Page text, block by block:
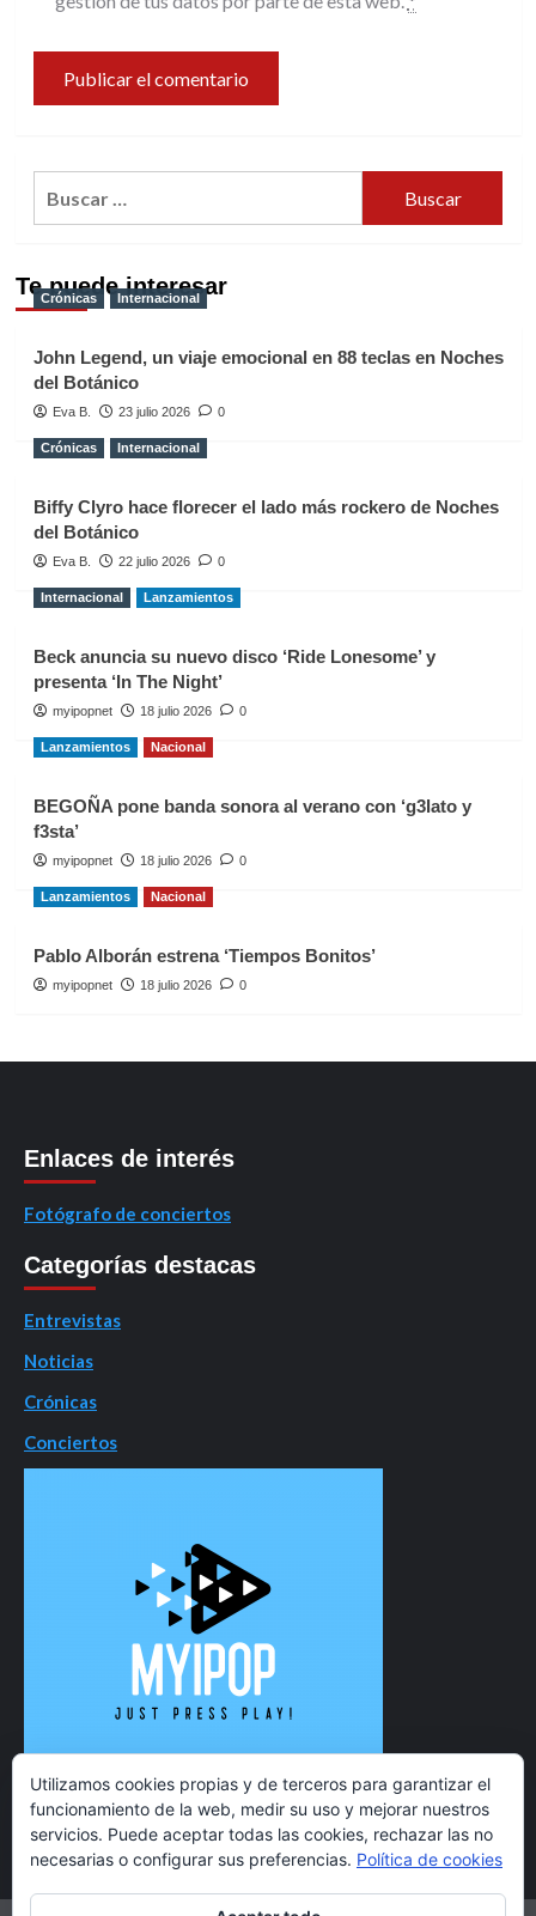
Te puede interesar
Crónicas Internacional
John Legend, un viaje emocional en 88 teclas en Noches
del Botánico
Eva B. 23 julio 2026 0
Crónicas Internacional
Biffy Clyro hace florecer el lado más rockero de Noches
del Botánico
Eva B. 22 julio 2026 0
Internacional Lanzamientos
Beck anuncia su nuevo disco ‘Ride Lonesome’ y
presenta ‘In The Night’
myipopnet 18 julio 2026 0
Lanzamientos Nacional
BEGOÑA pone banda sonora al verano con ‘g3lato y
f3sta’
myipopnet 18 julio 2026 0
Lanzamientos Nacional
Pablo Alborán estrena ‘Tiempos Bonitos’
myipopnet 18 julio 2026 0
Enlaces de interés
Fotógrafo de conciertos
Categorías destacas
Entrevistas
Noticias
Crónicas
Conciertos
Utilizamos cookies propias y de terceros para garantizar el
funcionamiento de la web, medir su uso y mejorar nuestros
servicios. Puede aceptar todas las cookies, rechazar las no
necesarias o configurar sus preferencias. Política de cookies